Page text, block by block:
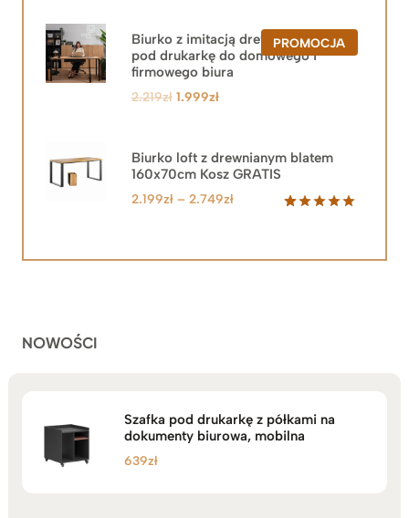
PROMOCJAPRODUKT
W
Biurko z imitacją drewna z szafką
pod drukarkę do domowego i
firmowego biura
2.219zł Pierwotna
2.219zł.
1.999złAktualna
1.999zł.
Biurko loft z drewnianym blatem
160x70cm Kosz GRATIS
2.199zł – 2.749złZakres
2.199zł
NOWOŚCI
Szafka pod drukarkę z półkami na
dokumenty biurowa, mobilna
639zł